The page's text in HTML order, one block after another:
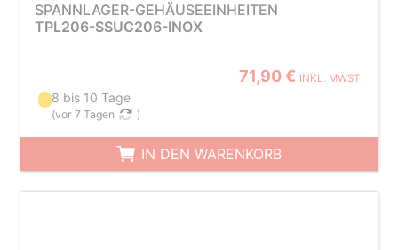
SPANNLAGER-GEHÄUSEEINHEITEN
TPL206-SSUC206-INOX
71,90 € INKL. MWST.
8 bis 10 Tage
(vor 7 Tagen )
IN DEN WARENKORB